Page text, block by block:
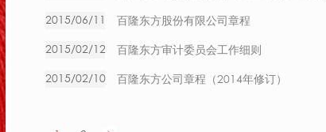
2015/06/11 百隆东方股份有限公司章程
2015/02/12 百隆东方审计委员会工作细则
2015/02/10 百隆东方公司章程（2014年修订）